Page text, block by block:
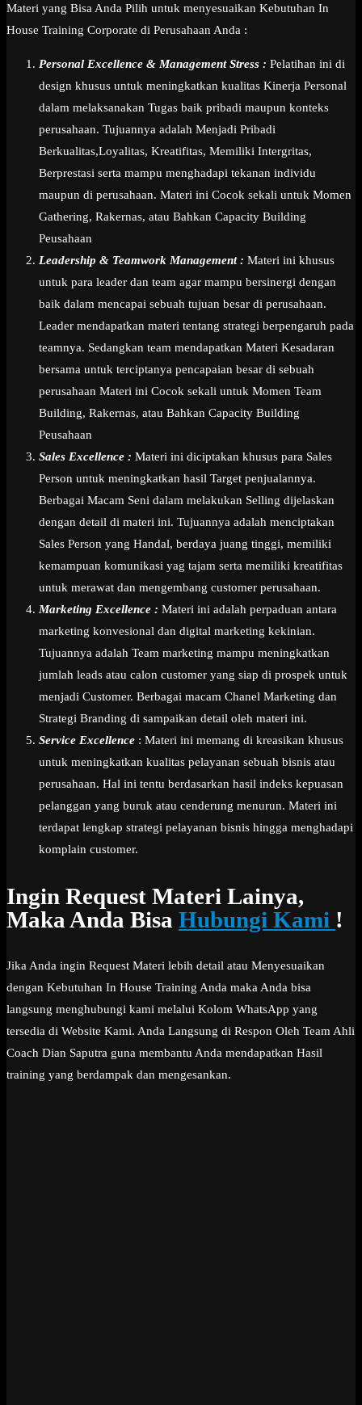
Materi yang Bisa Anda Pilih untuk menyesuaikan Kebutuhan In
House Training Corporate di Perusahaan Anda :
Personal Excellence & Management Stress : Pelatihan ini di
design khusus untuk meningkatkan kualitas Kinerja Personal
dalam melaksanakan Tugas baik pribadi maupun konteks
perusahaan. Tujuannya adalah Menjadi Pribadi
Berkualitas,Loyalitas, Kreatifitas, Memiliki Intergritas,
Berprestasi serta mampu menghadapi tekanan individu
maupun di perusahaan. Materi ini Cocok sekali untuk Momen
Gathering, Rakernas, atau Bahkan Capacity Building
Peusahaan
Leadership & Teamwork Management : Materi ini khusus
untuk para leader dan team agar mampu bersinergi dengan
baik dalam mencapai sebuah tujuan besar di perusahaan.
Leader mendapatkan materi tentang strategi berpengaruh pada
teamnya. Sedangkan team mendapatkan Materi Kesadaran
bersama untuk terciptanya pencapaian besar di sebuah
perusahaan Materi ini Cocok sekali untuk Momen Team
Building, Rakernas, atau Bahkan Capacity Building
Peusahaan
Sales Excellence : Materi ini diciptakan khusus para Sales
Person untuk meningkatkan hasil Target penjualannya.
Berbagai Macam Seni dalam melakukan Selling dijelaskan
dengan detail di materi ini. Tujuannya adalah menciptakan
Sales Person yang Handal, berdaya juang tinggi, memiliki
kemampuan komunikasi yag tajam serta memiliki kreatifitas
untuk merawat dan mengembang customer perusahaan.
Marketing Excellence : Materi ini adalah perpaduan antara
marketing konvesional dan digital marketing kekinian.
Tujuannya adalah Team marketing mampu meningkatkan
jumlah leads atau calon customer yang siap di prospek untuk
menjadi Customer. Berbagai macam Chanel Marketing dan
Strategi Branding di sampaikan detail oleh materi ini.
Service Excellence : Materi ini memang di kreasikan khusus
untuk meningkatkan kualitas pelayanan sebuah bisnis atau
perusahaan. Hal ini tentu berdasarkan hasil indeks kepuasan
pelanggan yang buruk atau cenderung menurun. Materi ini
terdapat lengkap strategi pelayanan bisnis hingga menghadapi
komplain customer.
Ingin Request Materi Lainya,
Maka Anda Bisa Hubungi Kami !
Jika Anda ingin Request Materi lebih detail atau Menyesuaikan
dengan Kebutuhan In House Training Anda maka Anda bisa
langsung menghubungi kami melalui Kolom WhatsApp yang
tersedia di Website Kami. Anda Langsung di Respon Oleh Team Ahli
Coach Dian Saputra guna membantu Anda mendapatkan Hasil
training yang berdampak dan mengesankan.